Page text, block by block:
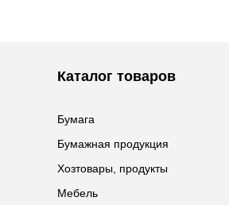
Каталог товаров
Бумага
Бумажная продукция
Хозтовары, продукты
Мебель